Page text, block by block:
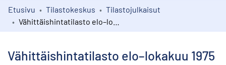
Kokoelmat
Etusivu Tilastokeskus
Tilastojulkaisut
Vähittäishintatilasto elo–lokakuu 1975